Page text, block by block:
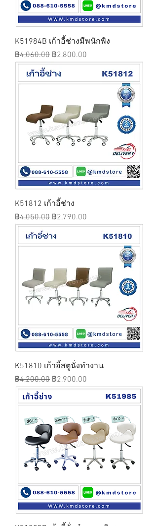
K51984B เก้าอี้ช่างมีพนักพิง
ราคาปกติ
฿4,060.00 ราคาขายลด
฿2,800.00
K51812 เก้าอี้ช่าง
ราคาปกติ
฿4,050.00 ราคาขายลด
฿2,790.00
K51810 เก้าอี้สตูนั่งทำงาน
ราคาปกติ
฿4,200.00 ราคาขายลด
฿2,900.00